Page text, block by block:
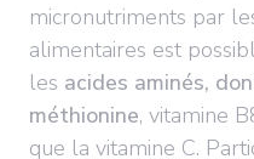
micronutriments par
alimentaires est
les acides aminés,
méthionine, vitamine
que la vitamine C.